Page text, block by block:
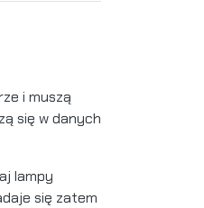
i muszą
się w danych
lampy
się zatem